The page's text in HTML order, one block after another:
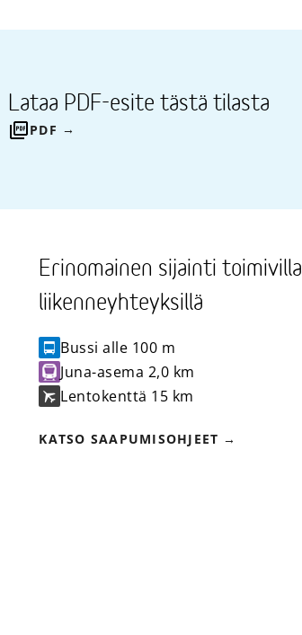
Lataa PDF-esite tästä tilasta
PDF
Erinomainen sijainti toimivilla
liikenneyhteyksillä
Bussi alle 100 m
Juna-asema 2,0 km
Lentokenttä 15 km
KATSO SAAPUMISOHJEET